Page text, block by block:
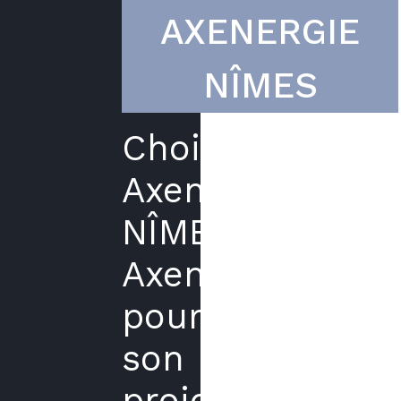
AXENERGIE
NÎMES
Choisir
Axenergie
NÎMES
Axenergie
pour
son